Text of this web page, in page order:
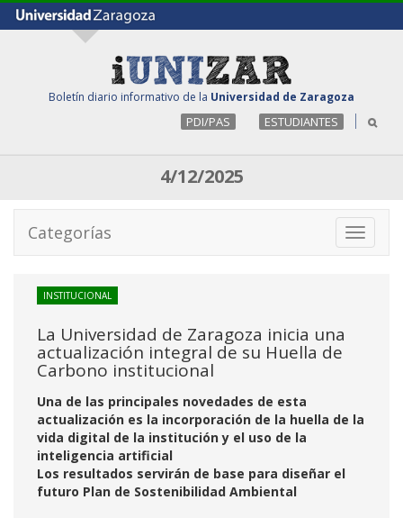
Boletín diario informativo de la Universidad de Zaragoza
PDI/PAS ESTUDIANTES
4/12/2025
Toggle
Categorías
INSTITUCIONAL
La Universidad de Zaragoza inicia una
actualización integral de su Huella de
Carbono institucional
Una de las principales novedades de esta
actualización es la incorporación de la huella de la
vida digital de la institución y el uso de la
inteligencia artificial
Los resultados servirán de base para diseñar el
futuro Plan de Sostenibilidad Ambiental